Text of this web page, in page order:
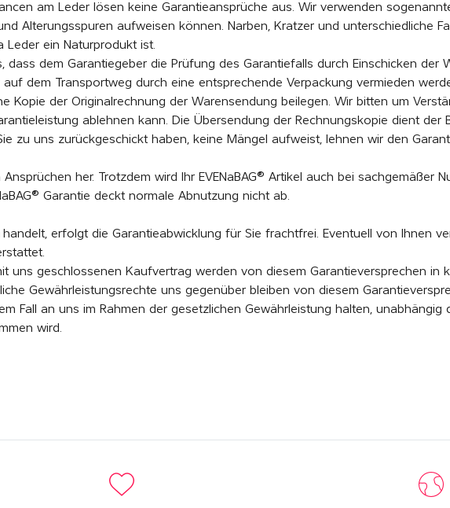
am Leder lösen keine Garantieansprüche aus. Wir verwenden
Alterungsspuren aufweisen können. Narben, Kratzer und unterschiedliche
Leder ein Naturprodukt ist.
dass dem Garantiegeber die Prüfung des Garantiefalls durch Einschicken der
dem Transportweg durch eine entsprechende Verpackung vermieden
Kopie der Originalrechnung der Warensendung beilegen. Wir bitten um
ablehnen kann. Die Übersendung der Rechnungskopie dient der
zu uns zurückgeschickt haben, keine Mängel aufweist, lehnen wir den
her. Trotzdem wird Ihr EVENaBAG® Artikel auch bei sachgemäßer
Garantie deckt normale Abnutzung nicht ab.
erfolgt die Garantieabwicklung für Sie frachtfrei. Eventuell von Ihnen
uns geschlossenen Kaufvertrag werden von diesem Garantieversprechen in
Gewährleistungsrechte uns gegenüber bleiben von diesem
Fall an uns im Rahmen der gesetzlichen Gewährleistung halten, unabhängig
wird.